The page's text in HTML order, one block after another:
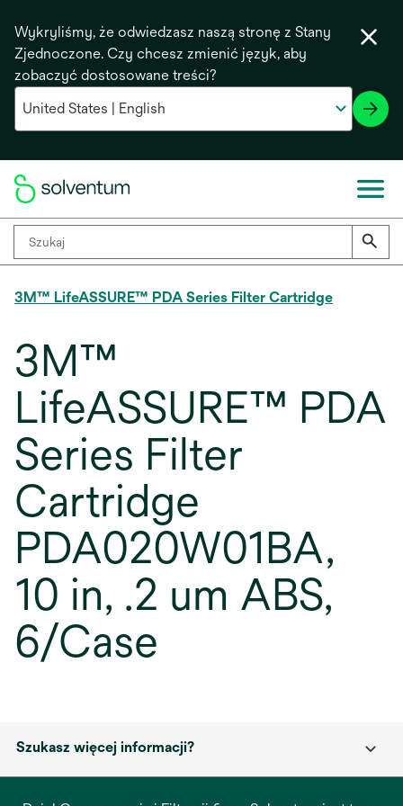
Wykryliśmy, że odwiedzasz naszą stronę z Stany
Zjednoczone. Czy chcesz zmienić język, aby
zobaczyć dostosowane treści?
3M™ LifeASSURE™ PDA Series Filter Cartridge
3M™
LifeASSURE™ PDA
Series Filter
Cartridge
PDA020W01BA,
10 in, .2 um ABS,
6/Case
Szukasz więcej informacji?